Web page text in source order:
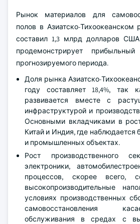
Рынок материалов для
полов в Азиатско-Тихоокеанском
составил 1,3 млрд долларов
продемонстрирует
прогнозируемого периода.
Доля рынка Азиатско-
году составляет 18,4%, так
развивается вместе с
инфраструктурой и
Основными вкладчиками в
Китай и Индия, где наблюдается
и промышленных объектах.
Рост производственного
электроники,
процессов, скорее всего,
высокопроизводительные
условиях производственных
самовосстановления
обслуживания в средах с